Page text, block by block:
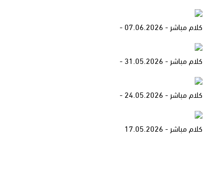
كلام مباشر - 07.06.2026 -
كلام مباشر - 31.05.2026 -
كلام مباشر - 24.05.2026 -
كلام مباشر - 17.05.2026